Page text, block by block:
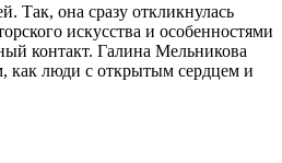
Так, она сразу откликнулась
искусства и особенностями
контакт. Галина Мельникова
как люди с открытым сердцем и